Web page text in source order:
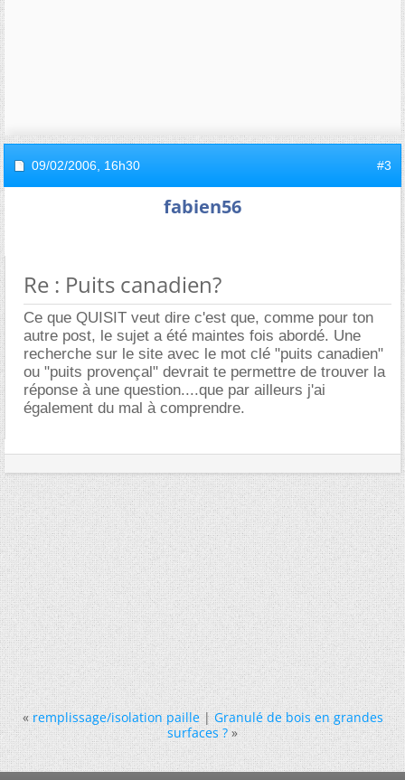
09/02/2006, 16h30 #3
fabien56
Re : Puits canadien?
Ce que QUISIT veut dire c'est que, comme pour ton
autre post, le sujet a été maintes fois abordé. Une
recherche sur le site avec le mot clé "puits canadien"
ou "puits provençal" devrait te permettre de trouver la
réponse à une question....que par ailleurs j'ai
également du mal à comprendre.
« remplissage/isolation paille|Granulé de bois en grandes
surfaces ? »